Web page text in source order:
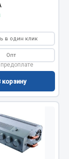
в один клик
Опт
корзину